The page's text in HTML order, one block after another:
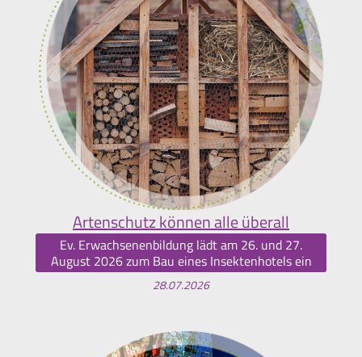
Artenschutz können alle überall
Ev. Erwachsenenbildung lädt am 26. und 27.
August 2026 zum Bau eines Insektenhotels ein
28.07.2026